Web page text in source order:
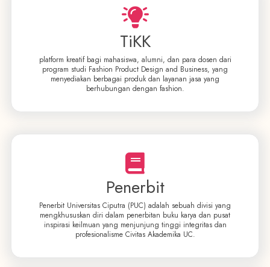
TiKK
platform kreatif bagi mahasiswa, alumni, dan para dosen dari
program studi Fashion Product Design and Business, yang
menyediakan berbagai produk dan layanan jasa yang
berhubungan dengan fashion.
Penerbit
Penerbit Universitas Ciputra (PUC) adalah sebuah divisi yang
mengkhususkan diri dalam penerbitan buku karya dan pusat
inspirasi keilmuan yang menjunjung tinggi integritas dan
profesionalisme Civitas Akademika UC.